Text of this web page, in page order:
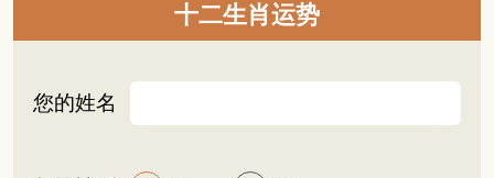
十二生肖运势
您的姓名